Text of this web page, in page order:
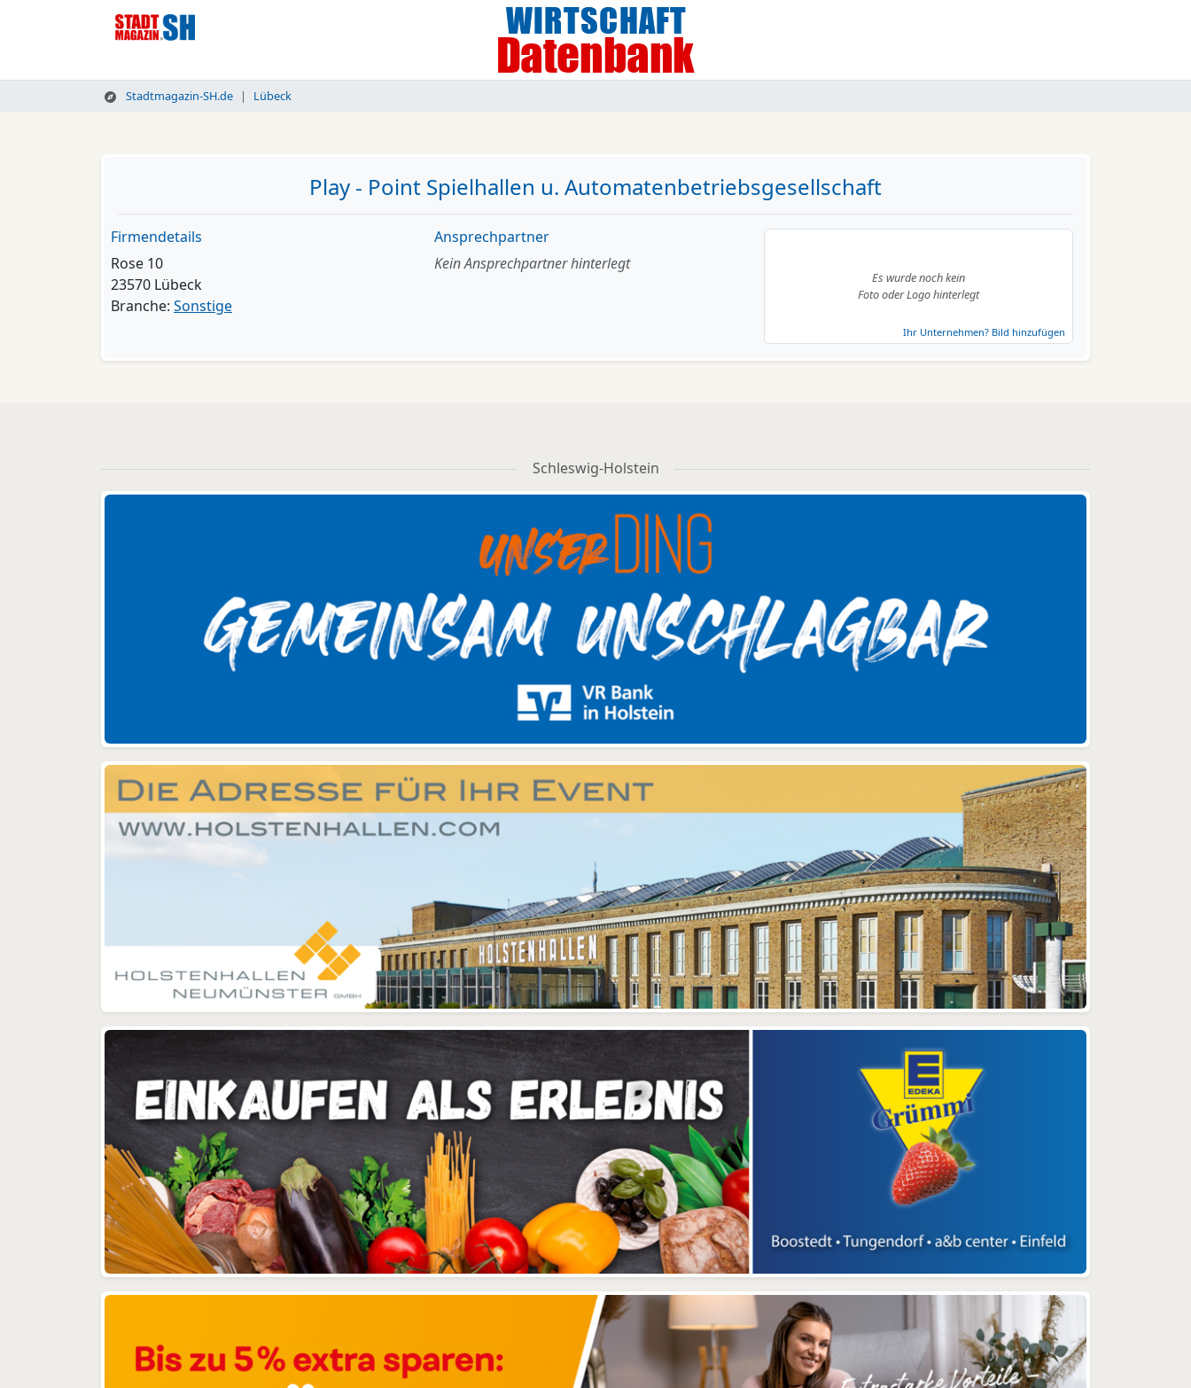
Stadtmagazin-SH.de Lübeck
Play - Point Spielhallen u. Automatenbetriebsgesellschaft
Firmendetails
Rose 10
23570 Lübeck
Branche: Sonstige
Ansprechpartner
Kein Ansprechpartner hinterlegt
Es wurde noch kein
Foto oder Logo hinterlegt
Ihr Unternehmen? Bild hinzufügen
Schleswig-Holstein